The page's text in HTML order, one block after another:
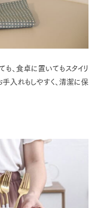
、食卓に置いてもスタイリ
入れもしやすく、清潔に保